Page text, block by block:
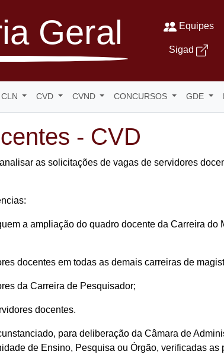
Geral Equipes
Sigad
CLN CVD CVND CONCURSOS GDE
- CVD
as solicitações de vagas de servidores
a ampliação do quadro docente da Carreira
docentes em todas as demais carreiras de
da Carreira de Pesquisador;
docentes.
para deliberação da Câmara de
de Ensino, Pesquisa ou Órgão, verificadas as